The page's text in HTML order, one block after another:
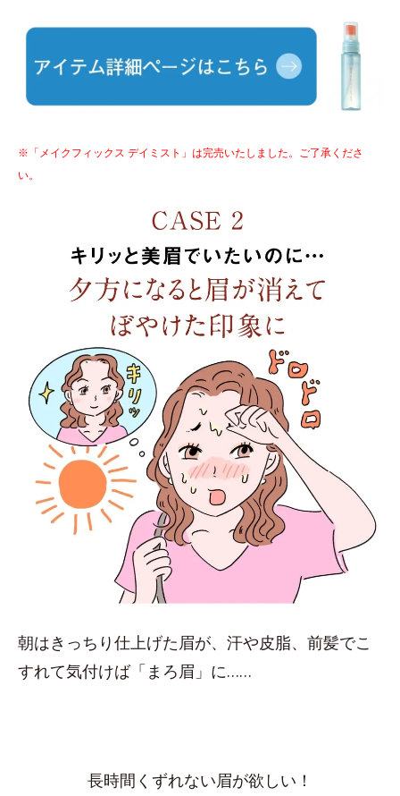
※「メイクフィックス デイミスト」は完売いたしました。ご了承くださ
い。
朝はきっちり仕上げた眉が、汗や皮脂、前髪でこ
すれて気付けば「まろ眉」に……
長時間くずれない眉が欲しい！